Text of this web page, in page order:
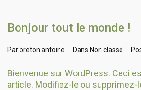
Bonjour tout le monde !
Par breton antoine Dans Non classé
Bienvenue sur WordPress. Ceci
article. Modifiez-le ou supprimez-